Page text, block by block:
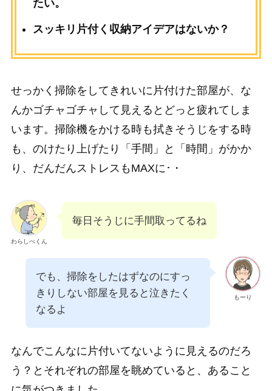
たい。
スッキリ片付く収納アイデアはないか？
せっかく掃除をしてきれいに片付けた部屋が、な
んかゴチャゴチャして見えるとどっと疲れてしま
います。掃除機をかける時も拭きそうじをする時
も、のけたり上げたり「手間」と「時間」がかか
り、だんだんストレスもMAXに･・
わらしべくん
毎日そうじに手間取ってるね
もーり
でも、掃除をしたはずなのにすっ
きりしない部屋を見ると泣きたく
なるよ
なんでこんなに片付いてないように見えるのだろ
う？とそれぞれの部屋を眺めていると、あること